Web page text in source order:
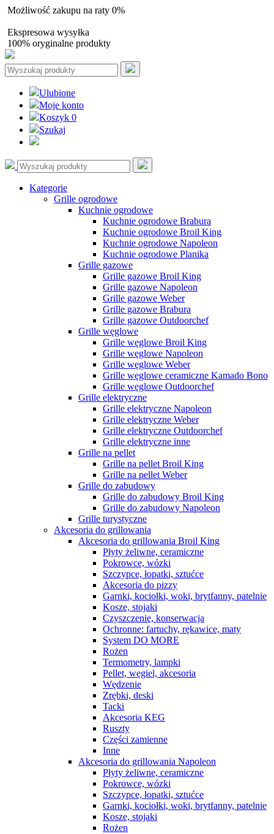
Możliwość zakupu na raty 0%
Ekspresowa wysyłka
100% oryginalne produkty
Ulubione
Moje konto
Koszyk 0
Szukaj
Kategorie
Grille ogrodowe
Kuchnie ogrodowe
Kuchnie ogrodowe Brabura
Kuchnie ogrodowe Broil King
Kuchnie ogrodowe Napoleon
Kuchnie ogrodowe Planika
Grille gazowe
Grille gazowe Broil King
Grille gazowe Napoleon
Grille gazowe Weber
Grille gazowe Brabura
Grille gazowe Outdoorchef
Grille węglowe
Grille węglowe Broil King
Grille węglowe Napoleon
Grille węglowe Weber
Grille węglowe ceramiczne Kamado Bono
Grille węglowe Outdoorchef
Grille elektryczne
Grille elektryczne Napoleon
Grille elektryczne Weber
Grille elektryczne Outdoorchef
Grille elektryczne inne
Grille na pellet
Grille na pellet Broil King
Grille na pellet Weber
Grille do zabudowy
Grille do zabudowy Broil King
Grille do zabudowy Napoleon
Grille turystyczne
Akcesoria do grillowania
Akcesoria do grillowania Broil King
Płyty żeliwne, ceramiczne
Pokrowce, wózki
Szczypce, łopatki, sztućce
Akcesoria do pizzy
Garnki, kociołki, woki, brytfanny, patelnie
Kosze, stojaki
Czyszczenie, konserwacja
Ochronne: fartuchy, rękawice, maty
System DO MORE
Rożen
Termometry, lampki
Pellet, węgiel, akcesoria
Wędzenie
Zrębki, deski
Tacki
Akcesoria KEG
Ruszty
Części zamienne
Inne
Akcesoria do grillowania Napoleon
Płyty żeliwne, ceramiczne
Pokrowce, wózki
Szczypce, łopatki, sztućce
Garnki, kociołki, woki, brytfanny, patelnie
Kosze, stojaki
Rożen